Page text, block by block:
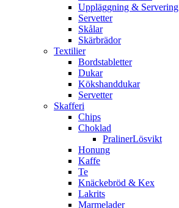
Uppläggning & Servering
Servetter
Skålar
Skärbrädor
Textilier
Bordstabletter
Dukar
Kökshanddukar
Servetter
Skafferi
Chips
Choklad
PralinerLösvikt
Honung
Kaffe
Te
Knäckebröd & Kex
Lakrits
Marmelader